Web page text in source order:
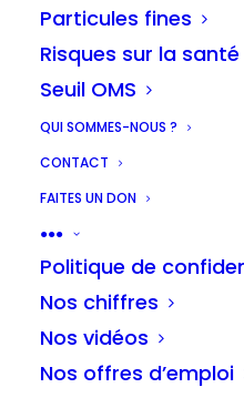
Particules fines
Risques sur la santé
Seuil OMS
QUI SOMMES-NOUS ?
CONTACT
FAITES UN DON
●●●
Politique de
Nos chiffres
Nos vidéos
Nos offres d’emploi
© 2026 Les chercheurs